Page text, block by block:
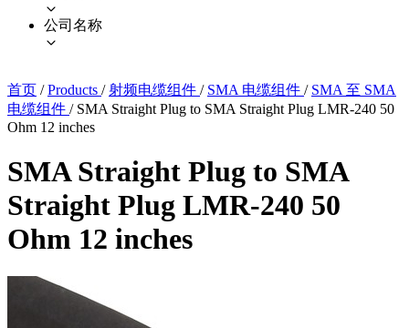
公司名称
首页 / Products / 射频电缆组件 / SMA 电缆组件 / SMA 至 SMA
电缆组件 / SMA Straight Plug to SMA Straight Plug LMR-240 50
Ohm 12 inches
SMA Straight Plug to SMA
Straight Plug LMR-240 50
Ohm 12 inches